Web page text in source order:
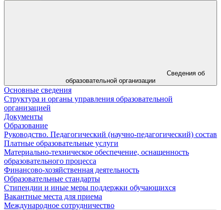
Сведения об
образовательной организации
Основные сведения
Структура и органы управления образовательной
организацией
Документы
Образование
Руководство. Педагогический (научно-педагогический) состав
Платные образовательные услуги
Материально-техническое обеспечение, оснащенность
образовательного процесса
Финансово-хозяйственная деятельность
Образовательные стандарты
Стипендии и иные меры поддержки обучающихся
Вакантные места для приема
Международное сотрудничество